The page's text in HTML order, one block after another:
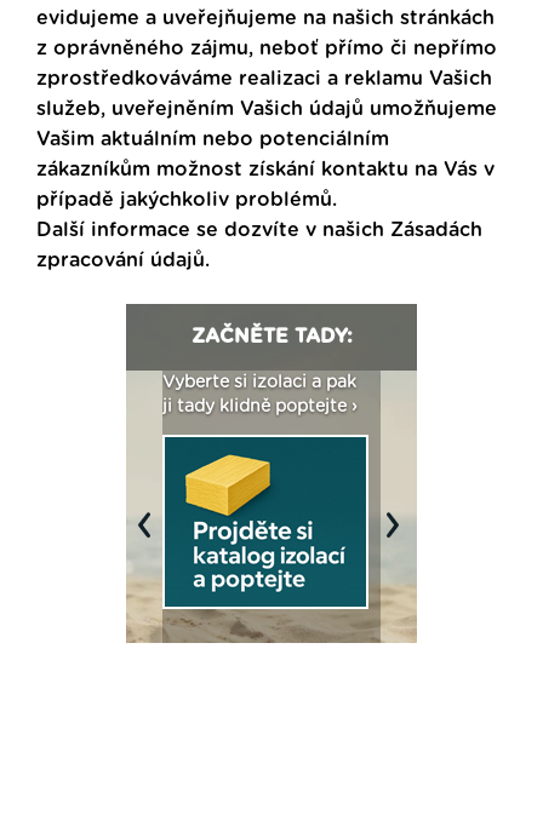
evidujeme a uveřejňujeme na našich stránkách
z oprávněného zájmu, neboť přímo či nepřímo
zprostředkováváme realizaci a reklamu Vašich
služeb, uveřejněním Vašich údajů umožňujeme
Vašim aktuálním nebo potenciálním
zákazníkům možnost získání kontaktu na Vás v
případě jakýchkoliv problémů.
Další informace se dozvíte v našich Zásadách
zpracování údajů.
ZAČNĚTE TADY:
Vyberte si izolaci a pak
ji tady klidně poptejte ›
Previous Next